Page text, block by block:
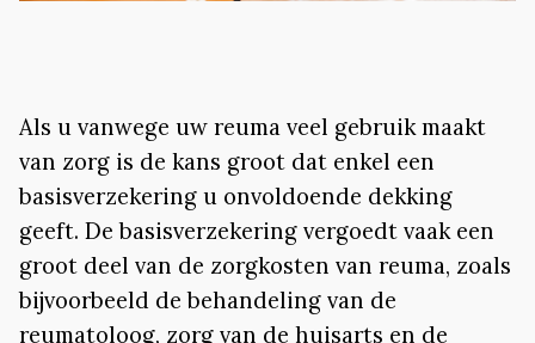
Als u vanwege uw reuma veel gebruik maakt
van zorg is de kans groot dat enkel een
basisverzekering u onvoldoende dekking
geeft. De basisverzekering vergoedt vaak een
groot deel van de zorgkosten van reuma, zoals
bijvoorbeeld de behandeling van de
reumatoloog, zorg van de huisarts en de